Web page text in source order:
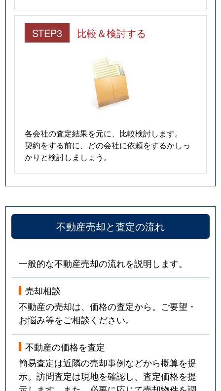
STEP3 比較＆検討する
各会社の査定結果を元に、比較検討します。
契約をする前に、どの会社に依頼をするかしっ
かりと検討しましょう。
不動産売却と査定の流れ
一般的な不動産売却の流れを説明します。
売却相談
不動産の売却は、価格の査定から。ご要望・
お悩み等をご相談ください。
不動産の価格を査定
簡易査定は近隣の売却事例などから概算を提
示。訪問査定は現地を確認し、査定価格を提